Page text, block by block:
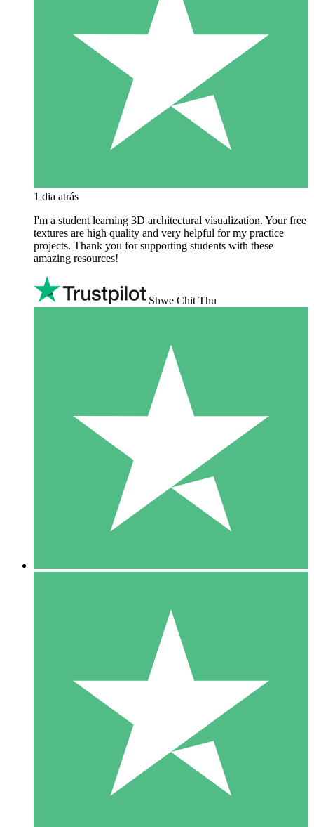
1 dia atrás
I'm a student learning 3D architectural visualization. Your free
textures are high quality and very helpful for my practice
projects. Thank you for supporting students with these
amazing resources!
Shwe Chit Thu